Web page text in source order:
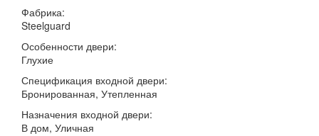
Фабрика:
Steelguard
Особенности двери:
Глухие
Спецификация входной двери:
Бронированная, Утепленная
Назначения входной двери:
В дом, Уличная